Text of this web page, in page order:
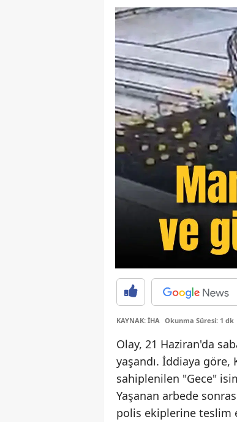
KAYNAK: İHA Okunma Süresi: 1 dk
Olay, 21 Haziran'da
yaşandı. İddiaya göre,
sahiplenilen "Gece"
Yaşanan arbede
polis ekiplerine teslim